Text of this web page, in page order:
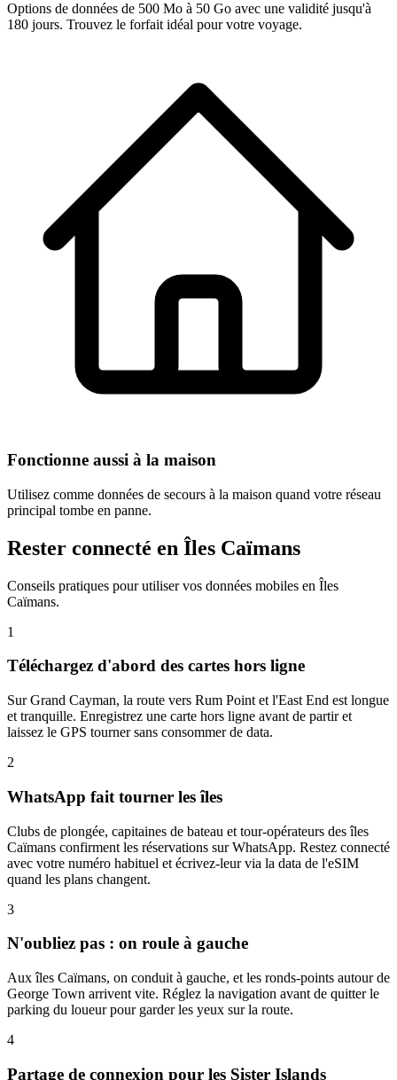
Options de données de 500 Mo à 50 Go avec une validité jusqu'à
180 jours. Trouvez le forfait idéal pour votre voyage.
Fonctionne aussi à la maison
Utilisez comme données de secours à la maison quand votre réseau
principal tombe en panne.
Rester connecté en Îles Caïmans
Conseils pratiques pour utiliser vos données mobiles en Îles
Caïmans.
1
Téléchargez d'abord des cartes hors ligne
Sur Grand Cayman, la route vers Rum Point et l'East End est longue
et tranquille. Enregistrez une carte hors ligne avant de partir et
laissez le GPS tourner sans consommer de data.
2
WhatsApp fait tourner les îles
Clubs de plongée, capitaines de bateau et tour-opérateurs des îles
Caïmans confirment les réservations sur WhatsApp. Restez connecté
avec votre numéro habituel et écrivez-leur via la data de l'eSIM
quand les plans changent.
3
N'oubliez pas : on roule à gauche
Aux îles Caïmans, on conduit à gauche, et les ronds-points autour de
George Town arrivent vite. Réglez la navigation avant de quitter le
parking du loueur pour garder les yeux sur la route.
4
Partage de connexion pour les Sister Islands